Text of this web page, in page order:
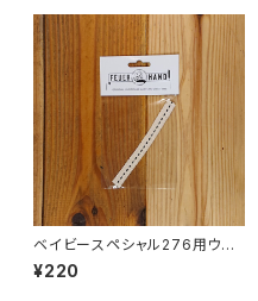
ベイビースペシャル276用ウィッ
ク
¥220